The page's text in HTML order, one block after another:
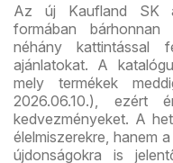
Az új Kaufland SK
formában
néhány kattintással
ajánlatokat. A
mely termékek
2026.06.10.), ezért
kedvezményeket. A
élelmiszerekre, hanem
újdonságokra is